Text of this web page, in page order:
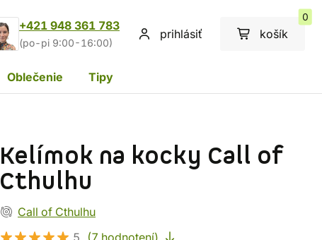
+421 948 361 783
(po-pi 9:00-16:00)
prihlásiť košík
0
Oblečenie Tipy
Kelímok na kocky Call of
Cthulhu
Call of Cthulhu
5
(7 hodnotení)